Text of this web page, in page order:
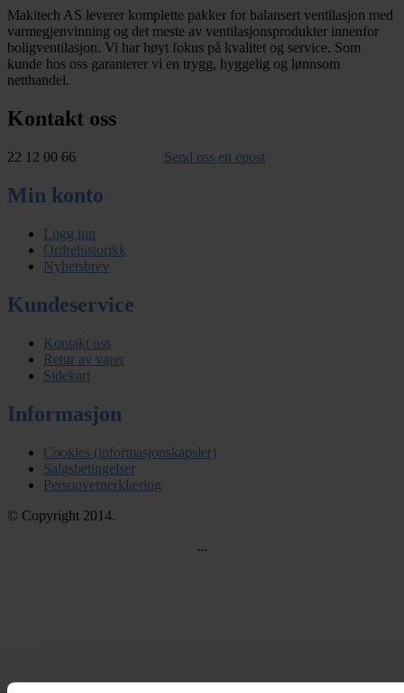
Makitech AS leverer komplette pakker for balansert ventilasjon med
varmegjenvinning og det meste av ventilasjonsprodukter innenfor
boligventilasjon. Vi har høyt fokus på kvalitet og service. Som
kunde hos oss garanterer vi en trygg, hyggelig og lønnsom
netthandel.
Kontakt oss
22 12 00 66 Send oss en epost
Min konto
Logg inn
Ordrehistorikk
Nyhetsbrev
Kundeservice
Kontakt oss
Retur av varer
Sidekart
Informasjon
Cookies (informasjonskapsler)
Salgsbetingelser
Personvernerklæring
© Copyright 2014.
...